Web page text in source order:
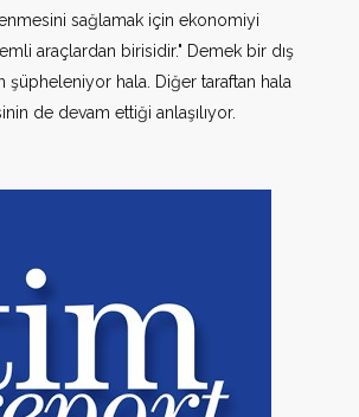
sağlamak için ekonomiyi
araçlardan birisidir." Demek bir dış
şüpheleniyor hala. Diğer taraftan hala
de devam ettiği anlaşılıyor.